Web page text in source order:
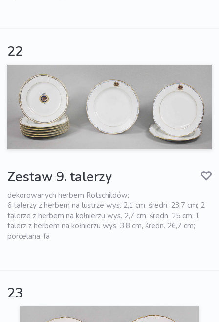
22
Zestaw 9. talerzy
dekorowanych herbem Rotschildów;
6 talerzy z herbem na lustrze wys. 2,1 cm, średn. 23,7 cm; 2
talerze z herbem na kołnierzu wys. 2,7 cm, średn. 25 cm; 1
talerz z herbem na kołnierzu wys. 3,8 cm, średn. 26,7 cm;
porcelana, fa
23